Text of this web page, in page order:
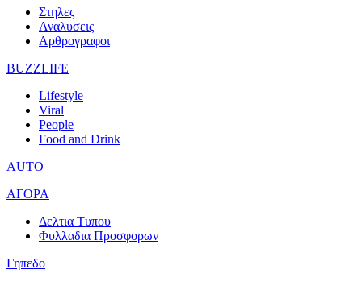
Στηλες
Αναλυσεις
Αρθρογραφοι
BUZZLIFE
Lifestyle
Viral
People
Food and Drink
AUTO
ΑΓΟΡΑ
Δελτια Τυπου
Φυλλαδια Προσφορων
Γηπεδο